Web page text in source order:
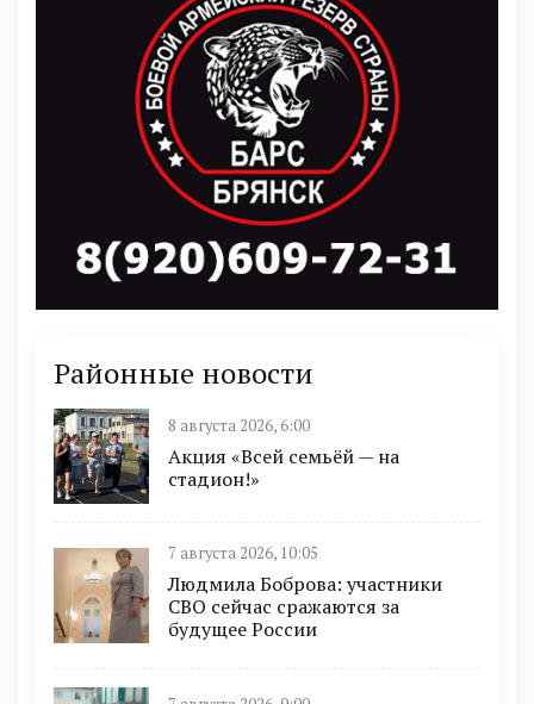
Районные новости
8 августа 2026, 6:00
Акция «Всей семьёй — на
стадион!»
7 августа 2026, 10:05
Людмила Боброва: участники
СВО сейчас сражаются за
будущее России